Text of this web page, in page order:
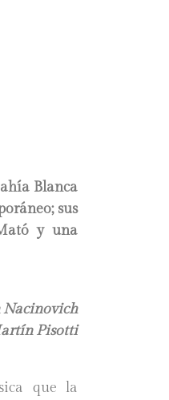
Blanca
sus
y una
Pisotti
que la